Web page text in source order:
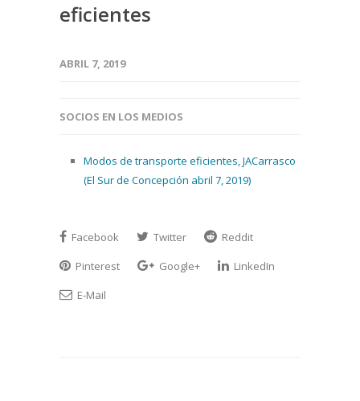
eficientes
ABRIL 7, 2019
SOCIOS EN LOS MEDIOS
Modos de transporte eficientes, JACarrasco
(El Sur de Concepción abril 7, 2019)
Facebook Twitter
Reddit
Pinterest
Google+
LinkedIn
E-Mail